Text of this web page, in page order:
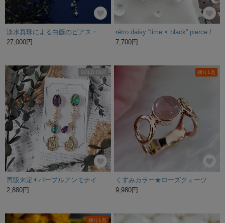
27,000円
7,700円
SOLD OUT
2,880円
残り1点
9,980円
残り1点